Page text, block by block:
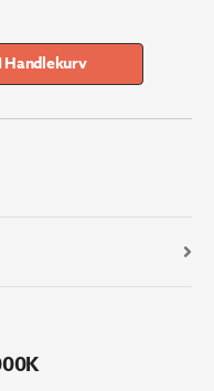
Handlekurv